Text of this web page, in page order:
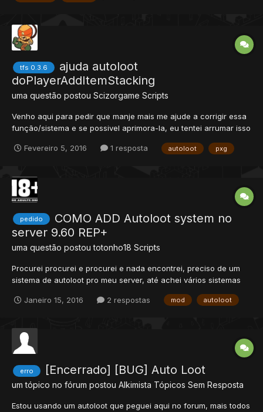
tfs 0.3.6
ajuda autoloot
doPlayerAddItemStacking
uma questão postou Scizorgame Scripts
Venho aqui para pedir que manje mais me ajude a corrigir essa
função/sistema e se possivel aprimora-la, eu tentei arrumar isso
voltar a onde estava... Esse sistema é o sistema do Mudrock que
Fevereiro 5, 2016 1 resposta autoloot pxg
pedido
COMO ADD Autoloot system no
server 9.60 REP+
uma questão postoutotonho18 Scripts
Procurei procurei e procurei e nada encontrei, preciso de um
sistema de autoloot pro meu server, até achei vários sistemas
versão é 9.60, alguém consegue implementar um que funcione?
Janeiro 15, 2016 2 respostas mod autoloot
erro [Encerrado] [BUG] Auto Loot
um tópico no fórum postou Alkimista Tópicos Sem Resposta
Estou usando um autoloot que peguei aqui no forum, mais todos